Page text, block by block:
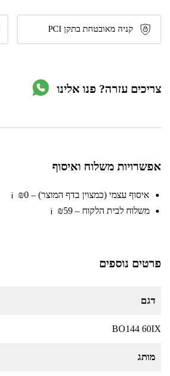
ארובה
משולב
זכוכית
60
BO144
60IX
קניה מאובטחת בתקן PCI
צריכים עזרה? פנו אלינו
אפשרויות משלוח ואיסוף
איסוף עצמי (כמצוין בדף המוצר) – ₪0 ℹ️
משלוח לבית הלקוח – ₪59 ℹ️
פרטים נוספים
דגם
BO144 60IX
מותג